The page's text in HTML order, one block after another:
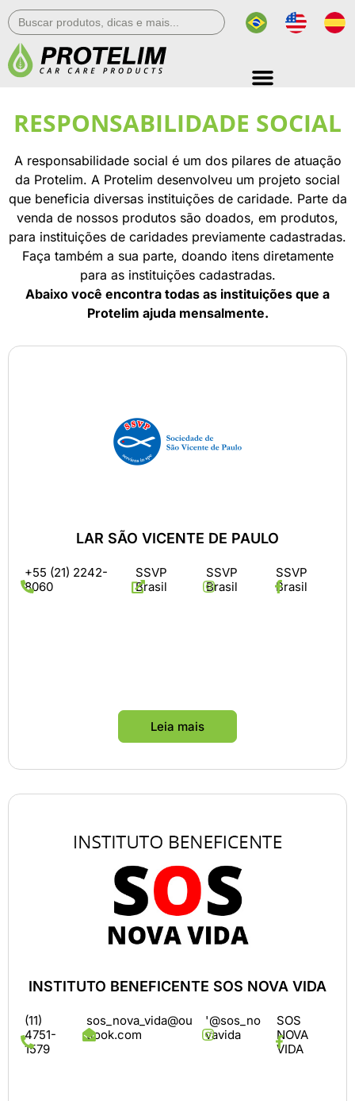
Search
for:
RESPONSABILIDADE SOCIAL
A responsabilidade social é um dos pilares de atuação
da Protelim. A Protelim desenvolveu um projeto social
que beneficia diversas instituições de caridade. Parte da
venda de nossos produtos são doados, em produtos,
para instituições de caridades previamente cadastradas.
Faça também a sua parte, doando itens diretamente
para as instituições cadastradas.
Abaixo você encontra todas as instituições que a
Protelim ajuda mensalmente.
LAR SÃO VICENTE DE PAULO
+55 (21) 2242-
8060
SSVP
Brasil
SSVP
Brasil
SSVP
Brasil
Leia mais
INSTITUTO BENEFICENTE SOS NOVA VIDA
(11)
4751-
1579
sos_nova_vida@ou
tlook.com
'@sos_no
vavida
SOS
NOVA
VIDA